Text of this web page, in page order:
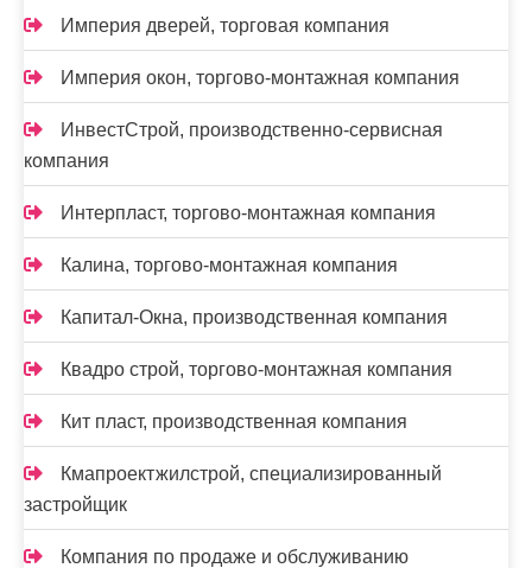
Империя дверей, торговая компания
Империя окон, торгово-монтажная компания
ИнвестСтрой, производственно-сервисная
компания
Интерпласт, торгово-монтажная компания
Калина, торгово-монтажная компания
Капитал-Окна, производственная компания
Квадро строй, торгово-монтажная компания
Кит пласт, производственная компания
Кмапроектжилстрой, специализированный
застройщик
Компания по продаже и обслуживанию